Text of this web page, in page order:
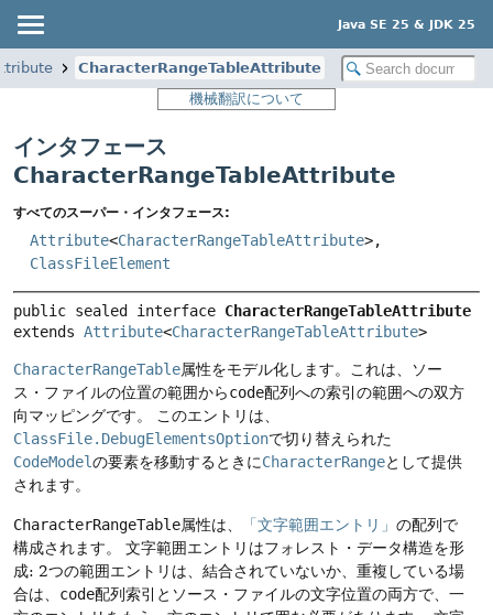
Java SE 25 & JDK 25
CharacterRangeTableAttribute
機械翻訳について
インタフェース
CharacterRangeTableAttribute
すべてのスーパー・インタフェース:
Attribute<CharacterRangeTableAttribute>,
ClassFileElement
public sealed interface CharacterRangeTableAttribute
extends Attribute<CharacterRangeTableAttribute>
CharacterRangeTable属性をモデル化します。これは、ソー
ス・ファイルの位置の範囲からcode配列への索引の範囲への双方
向マッピングです。
このエントリは、
ClassFile.DebugElementsOptionで切り替えられた
CodeModelの要素を移動するときにCharacterRangeとして提供
されます。
CharacterRangeTable属性は、 「文字範囲エントリ」 の配列で
構成されます。
文字範囲エントリはフォレスト・データ構造を形
成: 2つの範囲エントリは、結合されていないか、重複している場
合は、 code配列索引とソース・ファイルの文字位置の両方で、一